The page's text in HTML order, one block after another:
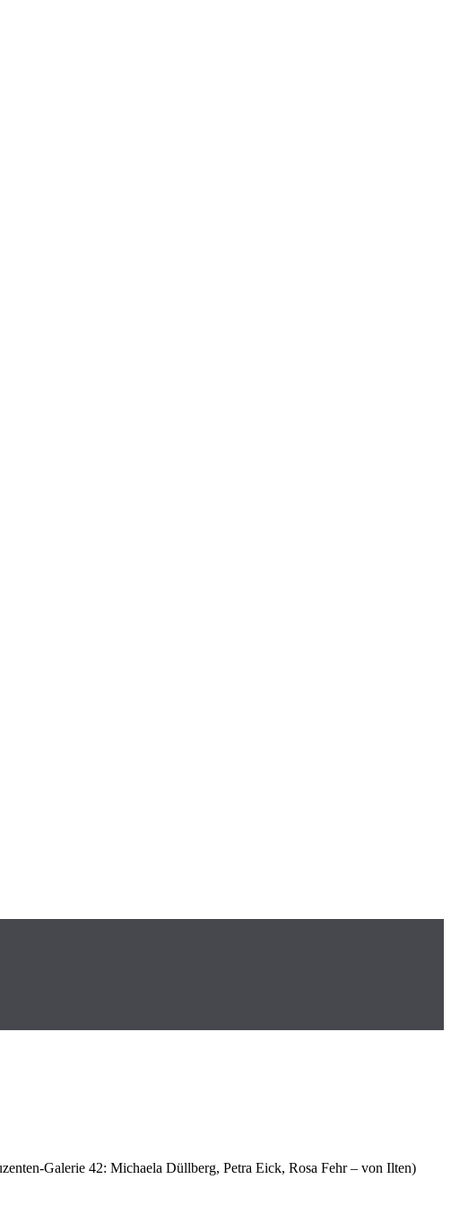
Galerie 42: Michaela Düllberg, Petra Eick, Rosa Fehr – von Ilten)